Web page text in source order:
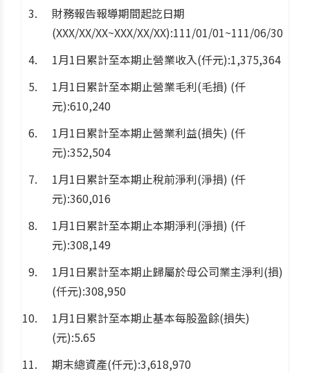
財務報告報導期間起訖日期
(XXX/XX/XX~XXX/XX/XX):111/01/01~111/06/30
1月1日累計至本期止營業收入(仟元):1,375,364
1月1日累計至本期止營業毛利(毛損) (仟
元):610,240
1月1日累計至本期止營業利益(損失) (仟
元):352,504
1月1日累計至本期止稅前淨利(淨損) (仟
元):360,016
1月1日累計至本期止本期淨利(淨損) (仟
元):308,149
1月1日累計至本期止歸屬於母公司業主淨利(損)
(仟元):308,950
1月1日累計至本期止基本每股盈餘(損失)
(元):5.65
期末總資產(仟元):3,618,970